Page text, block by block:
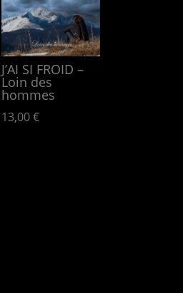
J’AI SI FROID –
Loin des
hommes
13,00€